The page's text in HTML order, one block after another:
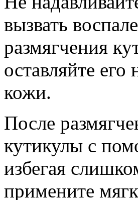
вызвать
размягчения
оставляйте его
кожи.
После
кутикулы с
избегая
примените